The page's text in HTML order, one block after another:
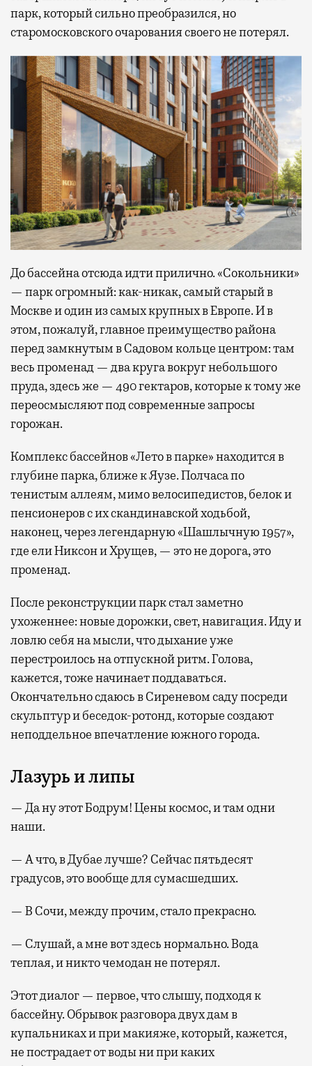
парк, который сильно преобразился, но
старомосковского очарования своего не потерял.
До бассейна отсюда идти прилично. «Сокольники»
— парк огромный: как-никак, самый старый в
Москве и один из самых крупных в Европе. И в
этом, пожалуй, главное преимущество района
перед замкнутым в Садовом кольце центром: там
весь променад — два круга вокруг небольшого
пруда, здесь же — 490 гектаров, которые к тому же
переосмысляют под современные запросы
горожан.
Комплекс бассейнов «Лето в парке» находится в
глубине парка, ближе к Яузе. Полчаса по
тенистым аллеям, мимо велосипедистов, белок и
пенсионеров с их скандинавской ходьбой,
наконец, через легендарную «Шашлычную 1957»,
где ели Никсон и Хрущев, — это не дорога, это
променад.
После реконструкции парк стал заметно
ухоженнее: новые дорожки, свет, навигация. Иду и
ловлю себя на мысли, что дыхание уже
перестроилось на отпускной ритм. Голова,
кажется, тоже начинает поддаваться.
Окончательно сдаюсь в Сиреневом саду посреди
скульптур и беседок-ротонд, которые создают
неподдельное впечатление южного города.
Лазурь и липы
— Да ну этот Бодрум! Цены космос, и там одни
наши.
— А что, в Дубае лучше? Сейчас пятьдесят
градусов, это вообще для сумасшедших.
— В Сочи, между прочим, стало прекрасно.
— Слушай, а мне вот здесь нормально. Вода
теплая, и никто чемодан не потерял.
Этот диалог — первое, что слышу, подходя к
бассейну. Обрывок разговора двух дам в
купальниках и при макияже, который, кажется,
не пострадает от воды ни при каких